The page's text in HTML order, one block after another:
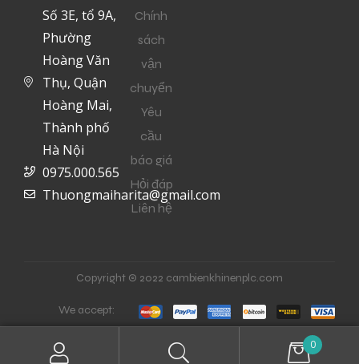
Số 3E, tổ 9A,
Phường
Hoàng Văn
Thụ, Quận
Hoàng Mai,
Thành phố
Hà Nội
0975.000.565
Thuongmaiharita@gmail.com
Chính
sách
vận
chuyển
Yêu
cầu
báo giá
Hỏi đáp
Liên hệ
Copyright © 2022 cambienkhinenplc.com
We accept:
0